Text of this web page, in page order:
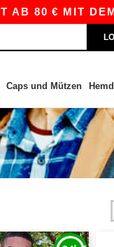
DEM CODE
Caps und Mützen